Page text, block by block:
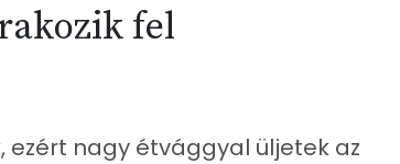
fel
nagy étvággyal üljetek az